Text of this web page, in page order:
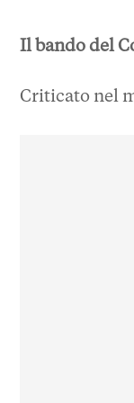
Il bando del
Criticato nel